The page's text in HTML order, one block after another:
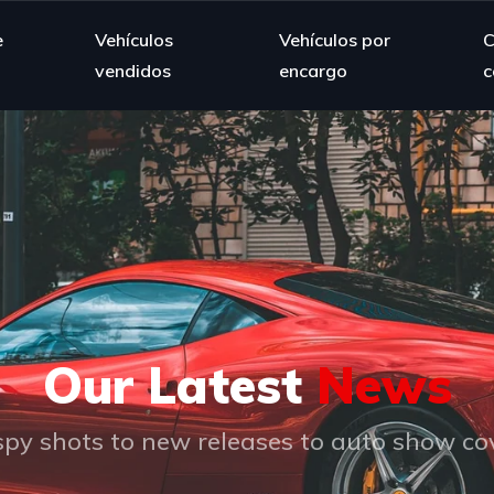
Vehículos
vendidos
Vehículos por
encargo
Our LatestNews
shots to new releases to auto show